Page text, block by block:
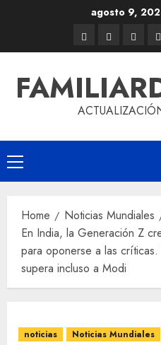
agosto 9,
Home
Noticias Mundiales
En India, la Generación Z
para oponerse a las
supera incluso a Modi
noticias Noticias Mundiales